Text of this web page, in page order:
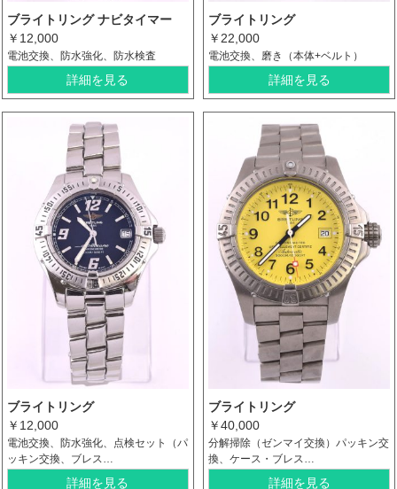
ブライトリング ナビタイマー
￥12,000
電池交換、防水強化、防水検査
詳細を見る
ブライトリング
￥22,000
電池交換、磨き（本体+ベルト）
詳細を見る
ブライトリング
￥12,000
電池交換、防水強化、点検セット（パ
ッキン交換、ブレス…
詳細を見る
ブライトリング
￥40,000
分解掃除（ゼンマイ交換）パッキン交
換、ケース・ブレス…
詳細を見る